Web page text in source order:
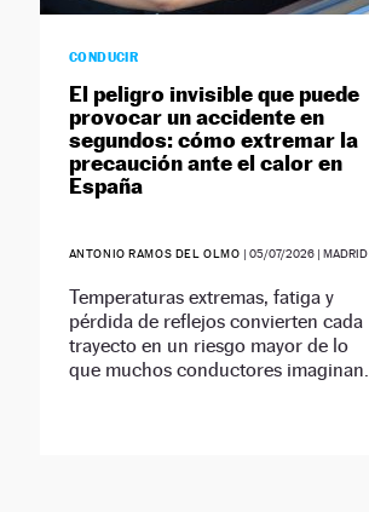
CONDUCIR
El peligro invisible que puede
provocar un accidente en
segundos: cómo extremar la
precaución ante el calor en
España
ANTONIO RAMOS DEL OLMO | 05/07/2026| MADRID
Temperaturas extremas, fatiga y
pérdida de reflejos convierten cada
trayecto en un riesgo mayor de lo
que muchos conductores imaginan.